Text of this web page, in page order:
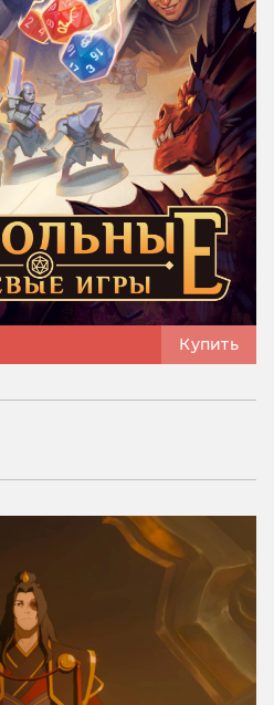
Купить